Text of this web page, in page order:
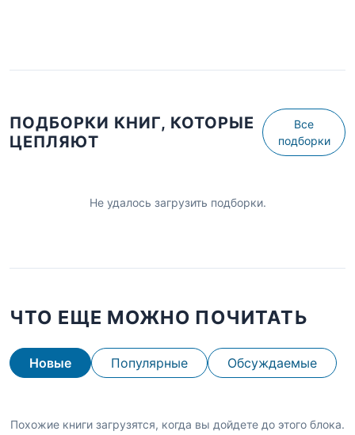
ПОДБОРКИ КНИГ, КОТОРЫЕ
ЦЕПЛЯЮТ
Все
подборки
Не удалось загрузить подборки.
ЧТО ЕЩЕ МОЖНО ПОЧИТАТЬ
Новые Популярные Обсуждаемые
Похожие книги загрузятся, когда вы дойдете до этого блока.